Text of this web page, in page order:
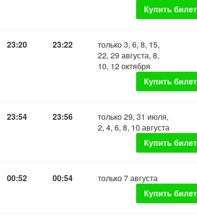
Купить билет
23:20 23:22
только 3, 6, 8, 15,
22, 29 августа, 8,
10, 12 октября
Купить билет
23:54 23:56
только 29, 31 июля,
2, 4, 6, 8, 10 августа
Купить билет
00:52 00:54
только 7 августа
Купить билет